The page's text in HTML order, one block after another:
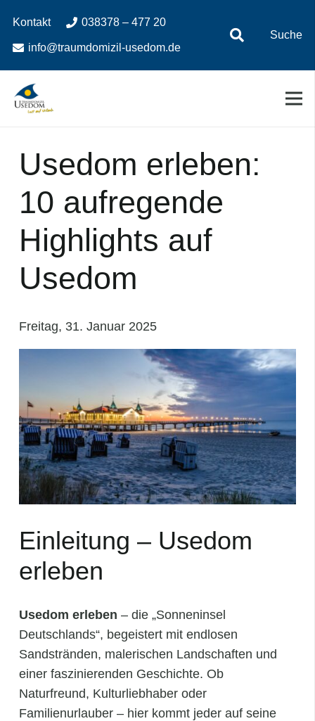
Inhalt
springen
Navigation
springen
Kontakt 038378 – 477 20
info@traumdomizil-usedom.de
Suche
Usedom erleben:
10 aufregende
Highlights auf
Usedom
Freitag, 31. Januar 2025
Einleitung – Usedom
erleben
Usedom erleben – die „Sonneninsel
Deutschlands“, begeistert mit endlosen
Sandstränden, malerischen Landschaften und
einer faszinierenden Geschichte. Ob
Naturfreund, Kulturliebhaber oder
Familienurlauber – hier kommt jeder auf seine